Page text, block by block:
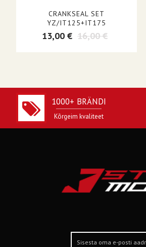
CRANKSEAL SET
YZ/IT125+IT175
13,00 € 16,00 €
1000+ BRÄNDI
Kõrgeim kvaliteet